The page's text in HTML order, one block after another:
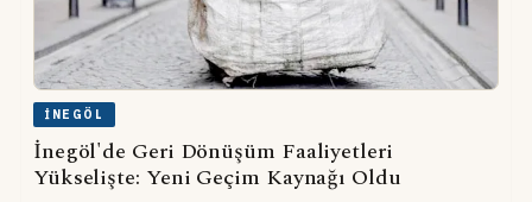
İNEGÖL
İnegöl'de Geri Dönüşüm Faaliyetleri
Yükselişte: Yeni Geçim Kaynağı Oldu